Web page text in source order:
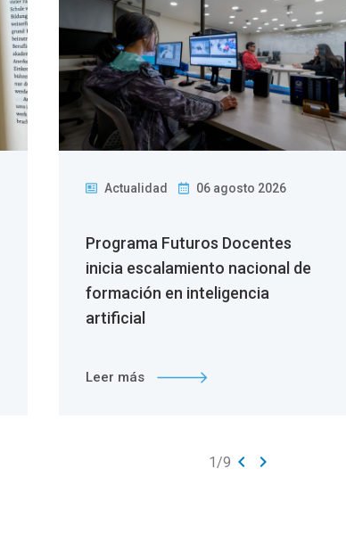
Actualidad 06 agosto 2026
Programa Futuros Docentes
inicia escalamiento nacional de
formación en inteligencia
artificial
Leer más
1/9 keyboard_arrow_left keyboard_arrow_right